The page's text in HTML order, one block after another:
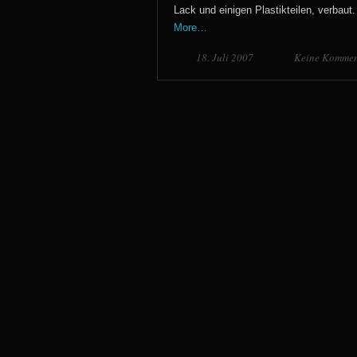
Lack und einigen Plastikteilen, verbaut.
More…
18. Juli 2007 Keine